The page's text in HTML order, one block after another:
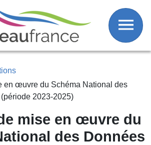
en œuvre du Schéma National des
2023-2025)
mise en œuvre du
des Données